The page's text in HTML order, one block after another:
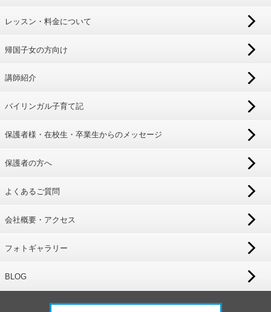
レッスン・料金について
帰国子女の方向け
講師紹介
バイリンガル子育て記
保護者様・在校生・卒業生からのメッセージ
保護者の方へ
よくあるご質問
会社概要・アクセス
フォトギャラリー
BLOG